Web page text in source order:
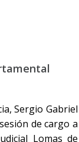
Sergio Gabriel
de cargo a
Lomas de